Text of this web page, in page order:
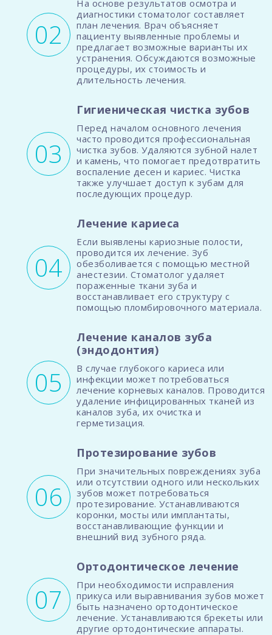
На основе результатов осмотра и
диагностики стоматолог составляет
план лечения. Врач объясняет
пациенту выявленные проблемы и
предлагает возможные варианты их
устранения. Обсуждаются возможные
процедуры, их стоимость и
длительность лечения.
Гигиеническая чистка зубов
Перед началом основного лечения
часто проводится профессиональная
чистка зубов. Удаляются зубной налет
и камень, что помогает предотвратить
воспаление десен и кариес. Чистка
также улучшает доступ к зубам для
последующих процедур.
Лечение кариеса
Если выявлены кариозные полости,
проводится их лечение. Зуб
обезболивается с помощью местной
анестезии. Стоматолог удаляет
пораженные ткани зуба и
восстанавливает его структуру с
помощью пломбировочного материала.
Лечение каналов зуба
(эндодонтия)
В случае глубокого кариеса или
инфекции может потребоваться
лечение корневых каналов. Проводится
удаление инфицированных тканей из
каналов зуба, их очистка и
герметизация.
Протезирование зубов
При значительных повреждениях зуба
или отсутствии одного или нескольких
зубов может потребоваться
протезирование. Устанавливаются
коронки, мосты или имплантаты,
восстанавливающие функции и
внешний вид зубного ряда.
Ортодонтическое лечение
При необходимости исправления
прикуса или выравнивания зубов может
быть назначено ортодонтическое
лечение. Устанавливаются брекеты или
другие ортодонтические аппараты.